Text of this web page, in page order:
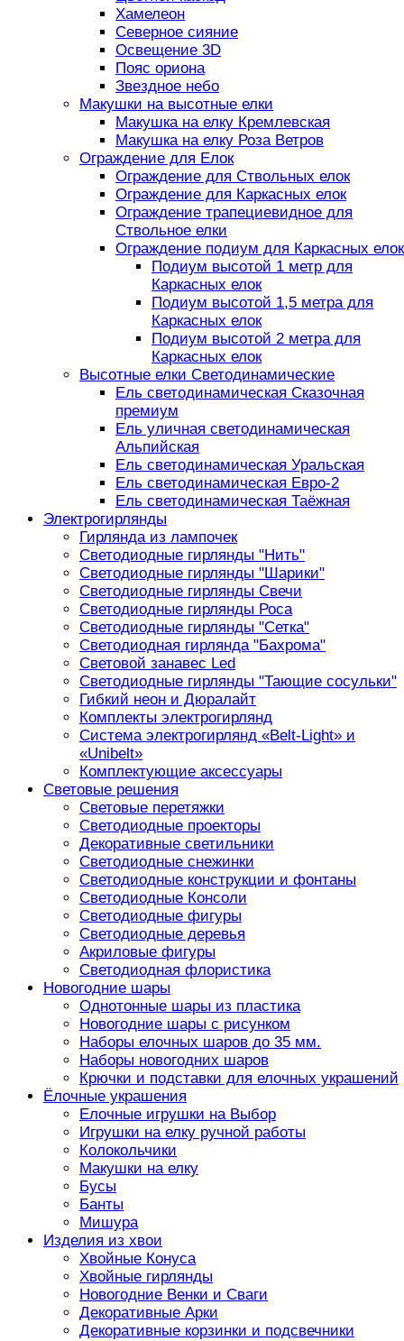
Хамелеон
Северное сияние
Освещение 3D
Пояс ориона
Звездное небо
Макушки на высотные елки
Макушка на елку Кремлевская
Макушка на елку Роза Ветров
Ограждение для Елок
Ограждение для Ствольных елок
Ограждение для Каркасных елок
Ограждение трапециевидное для
Ствольное елки
Ограждение подиум для Каркасных елок
Подиум высотой 1 метр для
Каркасных елок
Подиум высотой 1,5 метра для
Каркасных елок
Подиум высотой 2 метра для
Каркасных елок
Высотные елки Светодинамические
Ель светодинамическая Сказочная
премиум
Ель уличная светодинамическая
Альпийская
Ель светодинамическая Уральская
Ель светодинамическая Евро-2
Ель светодинамическая Таёжная
Электрогирлянды
Гирлянда из лампочек
Светодиодные гирлянды "Нить"
Светодиодные гирлянды "Шарики"
Светодиодные гирлянды Свечи
Светодиодные гирлянды Роса
Светодиодные гирлянды "Сетка"
Светодиодная гирлянда "Бахрома"
Световой занавес Led
Светодиодные гирлянды "Тающие сосульки"
Гибкий неон и Дюралайт
Комплекты электрогирлянд
Система электрогирлянд «Belt-Light» и
«Unibelt»
Комплектующие аксессуары
Световые решения
Световые перетяжки
Светодиодные проекторы
Декоративные светильники
Светодиодные снежинки
Светодиодные конструкции и фонтаны
Светодиодные Консоли
Светодиодные фигуры
Светодиодные деревья
Акриловые фигуры
Светодиодная флористика
Новогодние шары
Однотонные шары из пластика
Новогодние шары с рисунком
Наборы елочных шаров до 35 мм.
Наборы новогодних шаров
Крючки и подставки для елочных украшений
Ёлочные украшения
Елочные игрушки на Выбор
Игрушки на елку ручной работы
Колокольчики
Макушки на елку
Бусы
Банты
Мишура
Изделия из хвои
Хвойные Конуса
Хвойные гирлянды
Новогодние Венки и Сваги
Декоративные Арки
Декоративные корзинки и подсвечники